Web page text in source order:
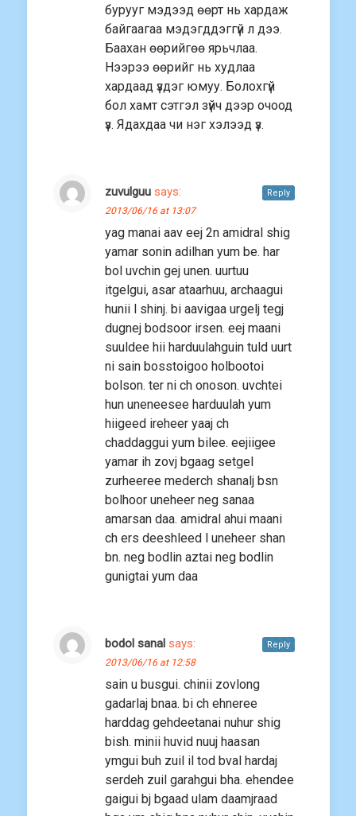
бурууг мэдээд өөрт нь хардаж
байгаагаа мэдэгддэггүй л дээ.
Баахан өөрийгөө ярьчлаа.
Нээрээ өөрийг нь худлаа
хардаад үздэг юмуу. Болохгүй
бол хамт сэтгэл зүйч дээр очоод
үз. Ядахдаа чи нэг хэлээд үз.
zuvulguu says:
2013/06/16 at 13:07
yag manai aav eej 2n amidral shig
yamar sonin adilhan yum be. har
bol uvchin gej unen. uurtuu
itgelgui, asar ataarhuu, archaagui
hunii l shinj. bi aavigaa urgelj tegj
dugnej bodsoor irsen. eej maani
suuldee hii harduulahguin tuld uurt
ni sain bosstoigoo holbootoi
bolson. ter ni ch onoson. uvchtei
hun uneneesee harduulah yum
hiigeed ireheer yaaj ch
chaddaggui yum bilee. eejiigee
yamar ih zovj bgaag setgel
zurheeree mederch shanalj bsn
bolhoor uneheer neg sanaa
amarsan daa. amidral ahui maani
ch ers deeshleed l uneheer shan
bn. neg bodlin aztai neg bodlin
gunigtai yum daa
Reply
bodol sanal says:
2013/06/16 at 12:58
sain u busgui. chinii zovlong
gadarlaj bnaa. bi ch ehneree
harddag gehdeetanai nuhur shig
bish. minii huvid nuuj haasan
ymgui buh zuil il tod bval hardaj
serdeh zuil garahgui bha. ehendee
gaigui bj bgaad ulam daamjraad
Reply